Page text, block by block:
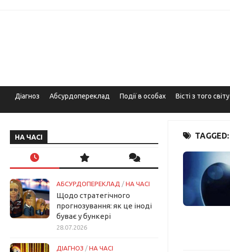
Діагноз Абсурдопереклад Події в особах Вісті з того світу
TAGGED:
НА ЧАСІ
АБСУРДОПЕРЕКЛАД / НА ЧАСІ
Щодо стратегічного
прогнозування: як це іноді
буває у бункері
28.07.2026
ДІАГНОЗ / НА ЧАСІ